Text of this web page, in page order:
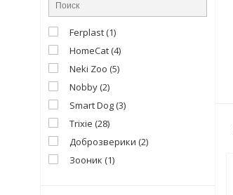
Ferplast (1)
HomeCat (4)
Neki Zoo (5)
Nobby (2)
Smart Dog (3)
Trixie (28)
Доброзверики (2)
Зооник (1)